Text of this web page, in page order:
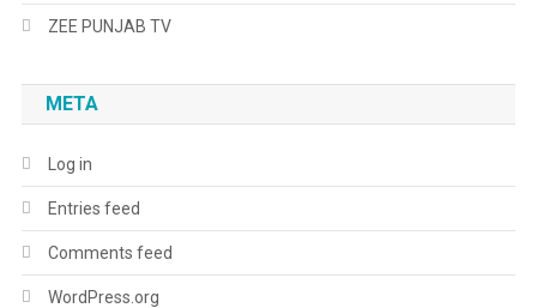
ZEE PUNJAB TV
META
Log in
Entries feed
Comments feed
WordPress.org